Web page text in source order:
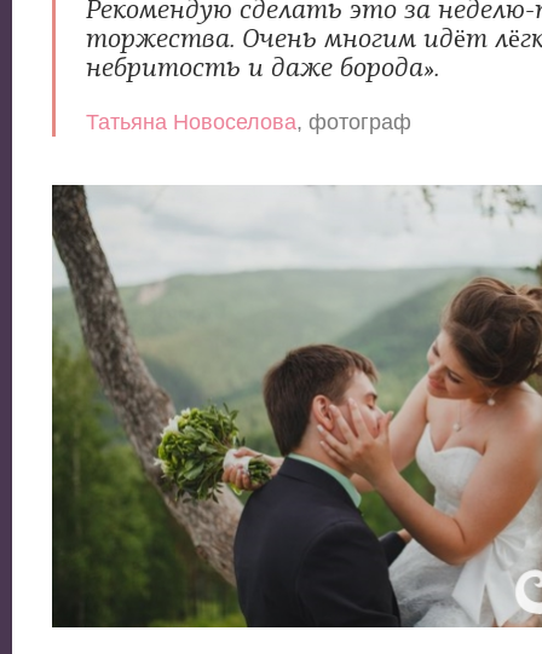
Рекомендую сделать это за
торжества. Очень многим идёт
небритость и даже борода».
Татьяна Новоселова, фотограф